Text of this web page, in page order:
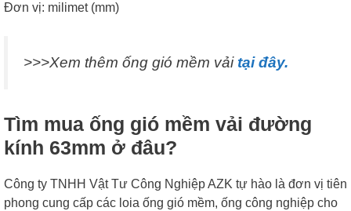
Đơn vị: milimet (mm)
>>>Xem thêm ống gió mềm vải tại đây.
Tìm mua ống gió mềm vải đường
kính 63mm ở đâu?
Công ty TNHH Vật Tư Công Nghiệp AZK tự hào là đơn vị tiên
phong cung cấp các loia ống gió mềm, ống công nghiệp cho